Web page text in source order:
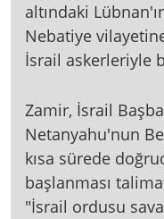
altındaki
Nebatiye
İsrail askerleriyle
Zamir, İsrail
Netanyahu'nun
kısa sürede
başlanması
"İsrail ordusu